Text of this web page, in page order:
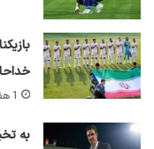
1 هفته پیش
به